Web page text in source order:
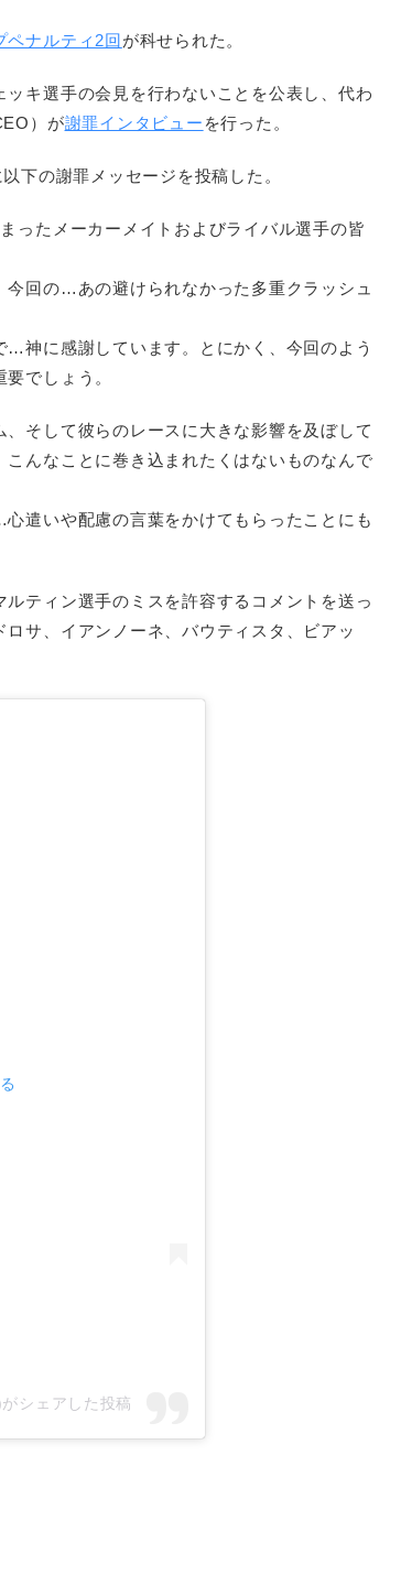
ペナルティ2回 が科せられた。
キ選手の会見を行わないことを公表し、代わ
）が謝罪インタビュー を行った。
下の謝罪メッセージを投稿した。
ったメーカーメイトおよびライバル選手の皆
回の…あの避けられなかった多重クラッシュ
神に感謝しています。とにかく、今回のよう
でしょう。
そして彼らのレースに大きな影響を及ぼして
んなことに巻き込まれたくはないものなんで
遣いや配慮の言葉をかけてもらったことにも
ティン選手のミスを許容するコメントを送っ
サ、イアンノーネ、バウティスタ、ビアッ
シェアした投稿